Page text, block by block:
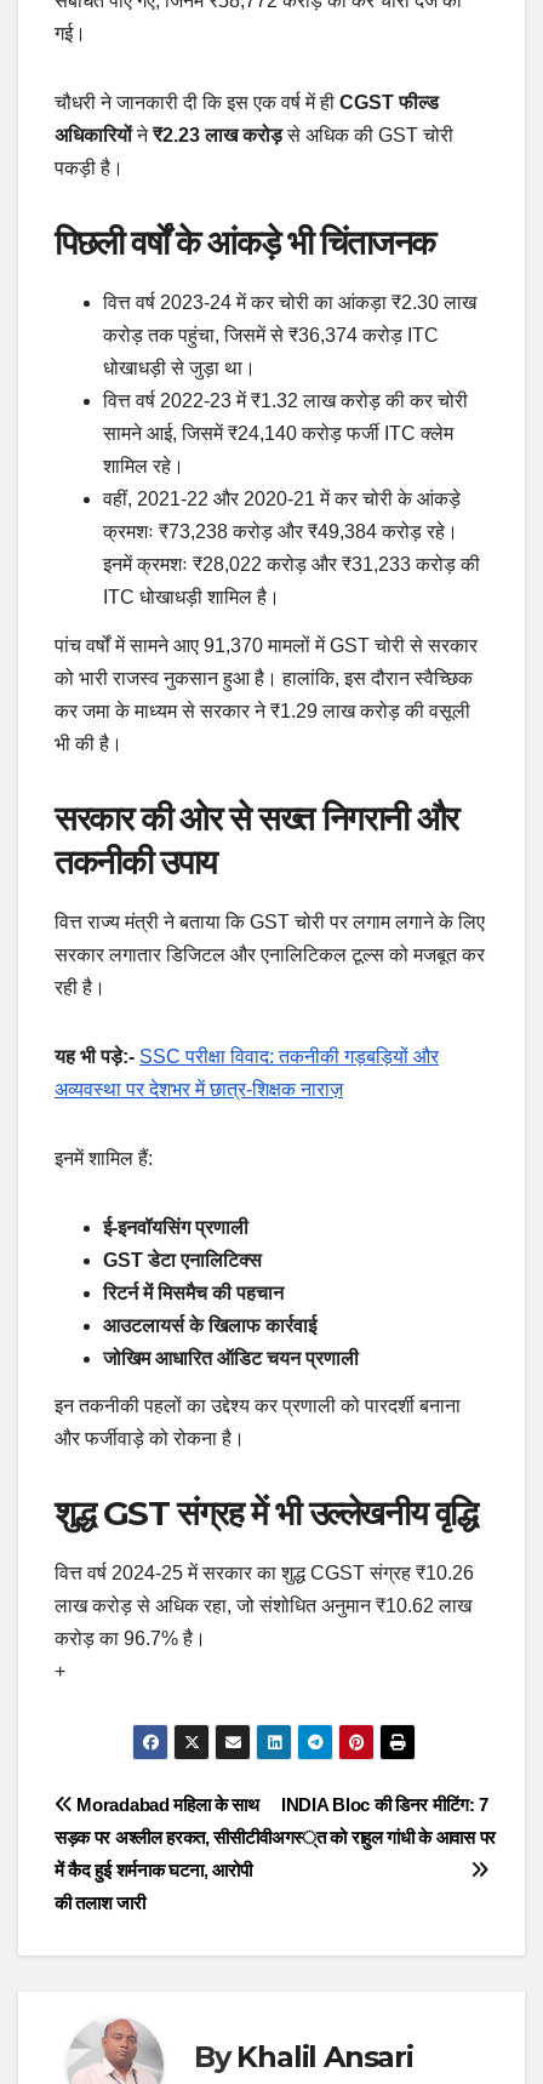
गई।
चौधरी ने जानकारी दी कि इस एक वर्ष में ही CGST फील्ड
अधिकारियोंने₹2.23 लाख करोड़से अधिक की GST चोरी
पकड़ी है।
पिछली वर्षों के आंकड़े भी चिंताजनक
वित्त वर्ष 2023-24 में कर चोरी का आंकड़ा ₹2.30 लाख
करोड़ तक पहुंचा, जिसमें से ₹36,374 करोड़ ITC
धोखाधड़ी से जुड़ा था।
वित्त वर्ष 2022-23 में ₹1.32 लाख करोड़ की कर चोरी
सामने आई, जिसमें ₹24,140 करोड़ फर्जी ITC क्लेम
शामिल रहे।
वहीं, 2021-22 और 2020-21 में कर चोरी के आंकड़े
क्रमशः ₹73,238 करोड़ और ₹49,384 करोड़ रहे।
इनमें क्रमशः ₹28,022 करोड़ और ₹31,233 करोड़ की
ITC धोखाधड़ी शामिल है।
पांच वर्षों में सामने आए 91,370 मामलों में GST चोरी से सरकार
को भारी राजस्व नुकसान हुआ है। हालांकि, इस दौरान स्वैच्छिक
कर जमा के माध्यम से सरकार ने ₹1.29 लाख करोड़ की वसूली
भी की है।
सरकार की ओर से सख्त निगरानी और
तकनीकी उपाय
वित्त राज्य मंत्री ने बताया कि GST चोरी पर लगाम लगाने के लिए
सरकार लगातार डिजिटल और एनालिटिकल टूल्स को मजबूत कर
रही है।
यह भी पड़े:- SSC परीक्षा विवाद: तकनीकी गड़बड़ियों और
अव्यवस्था पर देशभर में छात्र-शिक्षक नाराज़
इनमें शामिल हैं:
ई-इनवॉयसिंग प्रणाली
GST डेटा एनालिटिक्स
रिटर्न में मिसमैच की पहचान
आउटलायर्स के खिलाफ कार्रवाई
जोखिम आधारित ऑडिट चयन प्रणाली
इन तकनीकी पहलों का उद्देश्य कर प्रणाली को पारदर्शी बनाना
और फर्जीवाड़े को रोकना है।
शुद्ध GST संग्रह में भी उल्लेखनीय वृद्धि
वित्त वर्ष 2024-25 में सरकार का शुद्ध CGST संग्रह ₹10.26
लाख करोड़ से अधिक रहा, जो संशोधित अनुमान ₹10.62 लाख
करोड़ का 96.7% है।
+
Post
navigation
INDIA Bloc की डिनर मीटिंग: 7
अगस्त को राहुल गांधी के आवास पर
Moradabad महिला के साथ
सड़क पर अश्लील हरकत, सीसीटीवी
में कैद हुई शर्मनाक घटना, आरोपी
की तलाश जारी
ByKhalil Ansari